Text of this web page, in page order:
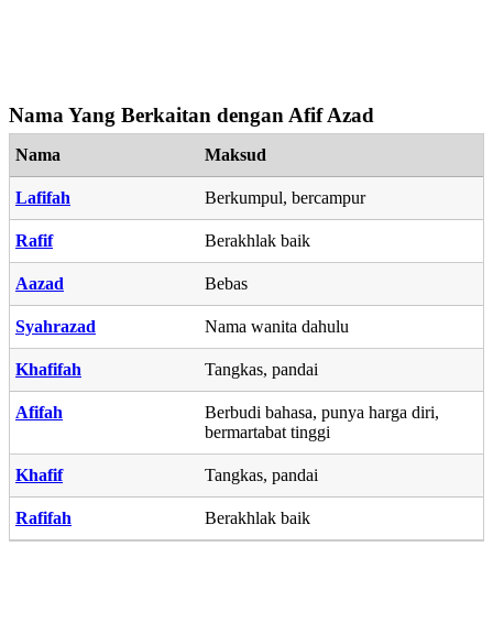
Nama Yang Berkaitan dengan Afif Azad
Nama Maksud
Lafifah Berkumpul, bercampur
Rafif Berakhlak baik
Aazad Bebas
Syahrazad Nama wanita dahulu
Khafifah Tangkas, pandai
Afifah
Berbudi bahasa, punya harga diri,
bermartabat tinggi
Khafif Tangkas, pandai
Rafifah Berakhlak baik